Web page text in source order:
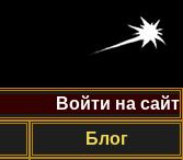
Войти на сайт
Блог